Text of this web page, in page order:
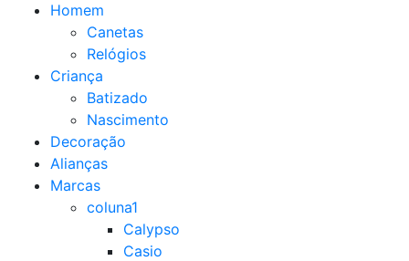
Homem
Canetas
Relógios
Criança
Batizado
Nascimento
Decoração
Alianças
Marcas
coluna1
Calypso
Casio